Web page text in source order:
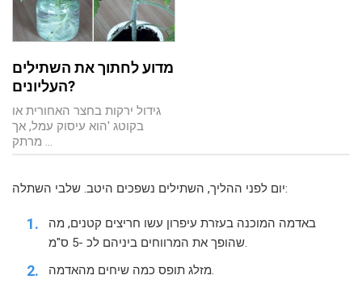
מדוע לחתוך את השתילים
העליונים?
גידול ירקות בחצר האחורית או
בקוטג 'הוא עיסוק עמל, אך
מרתק ...
יום לפני ההליך, השתילים נשפכים היטב. שלבי השתלה:
באדמה המוכנה בעזרת עיפרון עשו חריצים קטנים, מה
שהופך את המרווחים ביניהם לכ -5 ס"מ.
מזלג תופס כמה שיחים מהאדמה.